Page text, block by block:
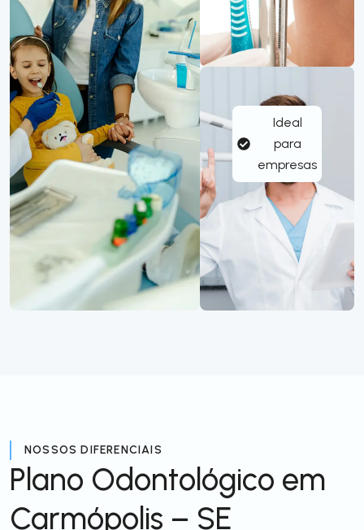
Ideal
para
empresas
NOSSOS DIFERENCIAIS
Plano Odontológico em
Carmópolis – SE